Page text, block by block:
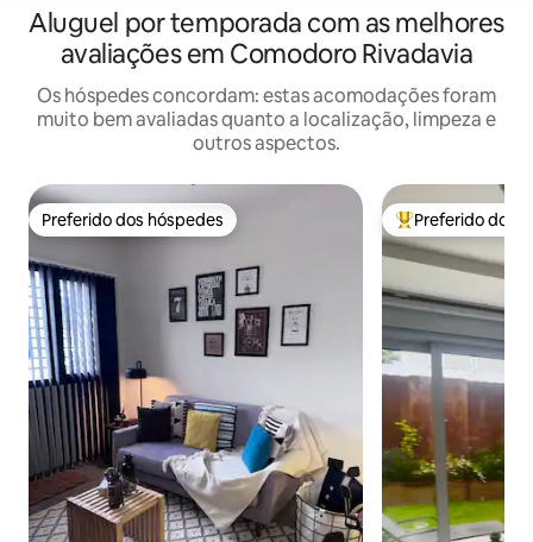
Aluguel por temporada com as melhores
avaliações em Comodoro Rivadavia
Os hóspedes concordam: estas acomodações foram
muito bem avaliadas quanto a localização, limpeza e
outros aspectos.
Preferido dos hóspedes
Preferido dos hóspedes Entre os
Preferido dos